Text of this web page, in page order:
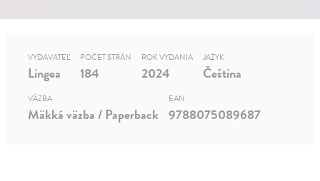
VYDAVATEĽ
Lingea
POČET STRÁN
184
ROK VYDANIA
2024
JAZYK
Čeština
VÄZBA
Mäkká väzba / Paperback
EAN
9788075089687